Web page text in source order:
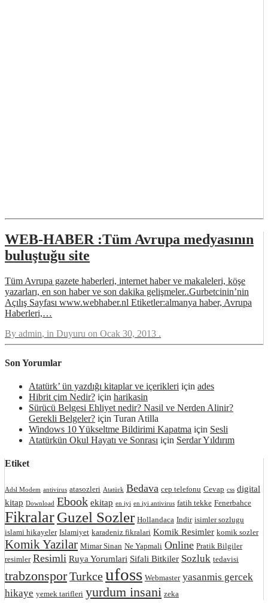
WEB-HABER :Tüm Avrupa medyasının
buluştuğu site
Tüm Avrupa gazete haberleri, internet haber ve makaleleri, köşe
yazarları, en son haber ve son dakika gelişmeler..Gurbetcinin’nin
Açılış Sayfası www.webhaber.nl Etiketler:almanya haber, Avrupa
Haberleri,…
By admin, in Duyuru on Ocak 30, 2013 .
Son Yorumlar
Atatürk’ ün yazdığı kitaplar ve içerikleri için ades
Hibrit çim Nedir? için harikasin
Sürücü Belgesi Ehliyet nedir? Nasil ve Nerden Alinir?
Gerekli Belgeler? için Turan Atilla
Windows 10 Yükseltme Bildirimi Kapatma için Sesli
Atatürkün Okul Hayatı ve Sonrası için Serdar Yıldırım
Etiket
Adsl Modem antivirus atasozleri Atatürk Bedava cep telefonu Cevap css digital
kitap Download Ebook ekitap en iyi en iyi antivirus fatih tekke Fenerbahce
FikralarGuzel Sozler Hollandaca Indir isimler sozlugu
islami hikayeler Islamiyet karadeniz fikralari Komik Resimler komik sozler
Komik Yazilar Mimar Sinan Ne Yapmali Online Pratik Bilgiler
resimler Resimli Ruya Yorumlari Sifali Bitkiler Sozluk tedavisi
trabzonsporTurkceufoss Webmaster yasanmis gercek
hikaye yemek tarifleri yurdum insani zeka